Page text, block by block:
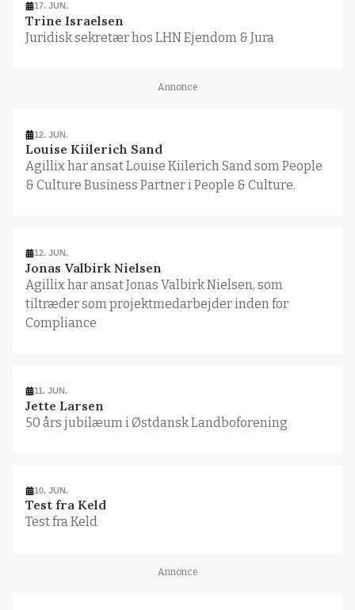
17. JUN.
Trine Israelsen
Juridisk sekretær hos LHN Ejendom & Jura
Annonce
12. JUN.
Louise Kiilerich Sand
Agillix har ansat Louise Kiilerich Sand som People
& Culture Business Partner i People & Culture.
12. JUN.
Jonas Valbirk Nielsen
Agillix har ansat Jonas Valbirk Nielsen, som
tiltræder som projektmedarbejder inden for
Compliance
11. JUN.
Jette Larsen
50 års jubilæum i Østdansk Landboforening
10. JUN.
Test fra Keld
Test fra Keld
Annonce